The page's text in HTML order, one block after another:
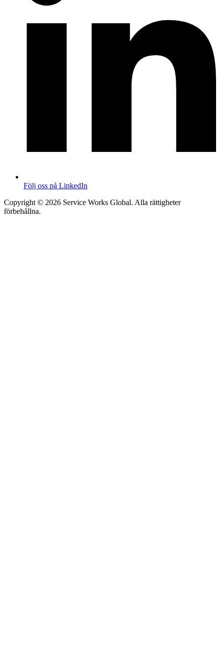
Följ oss på LinkedIn
Copyright © 2026 Service Works Global. Alla rättigheter
förbehållna.